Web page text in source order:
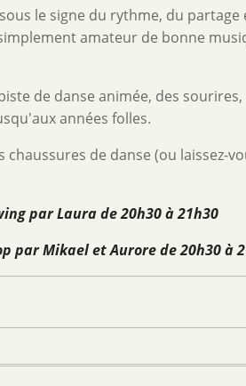
le signe du rythme, du partage
amateur de bonne
de danse animée, des
années folles.
chaussures de danse (ou laissez-
par Laura de 20h30 à 21h30
par Mikael et Aurore de 20h30 à